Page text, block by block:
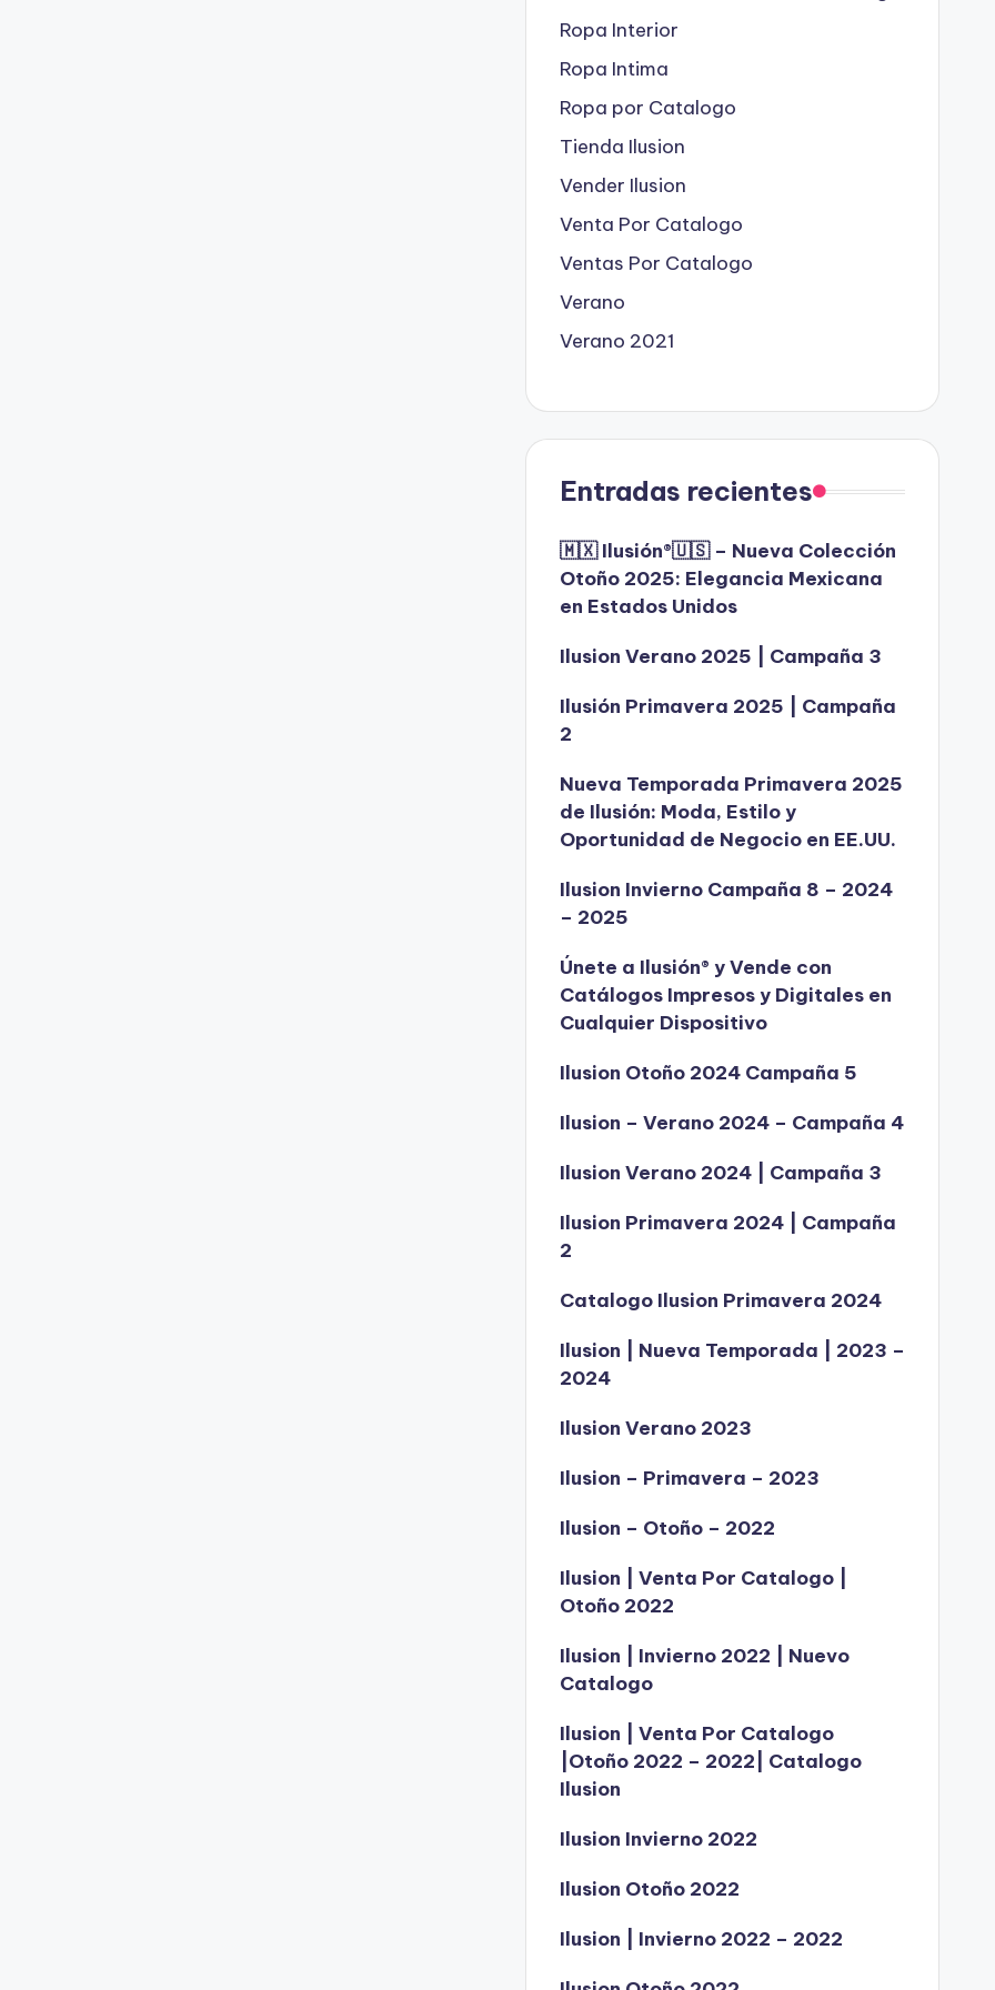
Ropa Interior
Ropa Intima
Ropa por Catalogo
Tienda Ilusion
Vender Ilusion
Venta Por Catalogo
Ventas Por Catalogo
Verano
Verano 2021
Entradas recientes
🇲🇽 Ilusión®️🇺🇸 – Nueva Colección
Otoño 2025: Elegancia Mexicana
en Estados Unidos
Ilusion Verano 2025 | Campaña 3
Ilusión Primavera 2025 | Campaña
2
Nueva Temporada Primavera 2025
de Ilusión: Moda, Estilo y
Oportunidad de Negocio en EE.UU.
Ilusion Invierno Campaña 8 – 2024
– 2025
Únete a Ilusión® y Vende con
Catálogos Impresos y Digitales en
Cualquier Dispositivo
Ilusion Otoño 2024 Campaña 5
Ilusion – Verano 2024 – Campaña 4
Ilusion Verano 2024 | Campaña 3
Ilusion Primavera 2024 | Campaña
2
Catalogo Ilusion Primavera 2024
Ilusion | Nueva Temporada | 2023 –
2024
Ilusion Verano 2023
Ilusion – Primavera – 2023
Ilusion – Otoño – 2022
Ilusion | Venta Por Catalogo |
Otoño 2022
Ilusion | Invierno 2022 | Nuevo
Catalogo
Ilusion | Venta Por Catalogo
|Otoño 2022 – 2022| Catalogo
Ilusion
Ilusion Invierno 2022
Ilusion Otoño 2022
Ilusion | Invierno 2022 – 2022